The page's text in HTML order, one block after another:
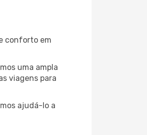
conforto em
uma ampla
viagens para
ajudá-lo a